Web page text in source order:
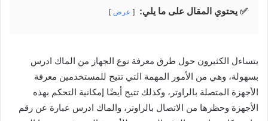
✅ يحتوي المقال على ما يلي: عرض
يتساءل الكثيرون حول طرق معرفة نوع الجهاز من الماك ادرس
بسهولة، وهي من الأمور المهمة التي تتيح للمستخدمين معرفة
الأجهزة المتصلة بالراوتر، وكذلك تتيح أيضًا إمكانية التحكم بهذه
الأجهزة وحظرها من الاتصال بالراوتر، والماك ادرس عبارة عن رقم